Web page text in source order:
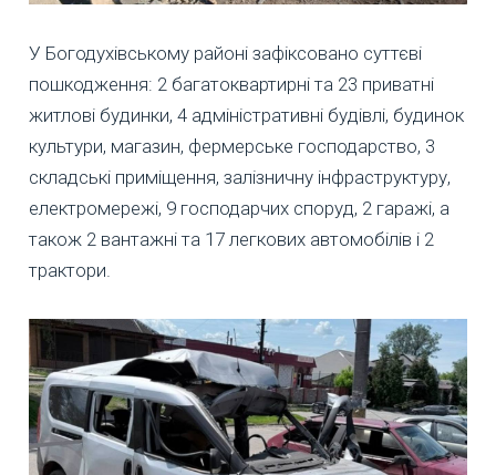
У Богодухівському районі зафіксовано суттєві
пошкодження: 2 багатоквартирні та 23 приватні
житлові будинки, 4 адміністративні будівлі, будинок
культури, магазин, фермерське господарство, 3
складські приміщення, залізничну інфраструктуру,
електромережі, 9 господарчих споруд, 2 гаражі, а
також 2 вантажні та 17 легкових автомобілів і 2
трактори.